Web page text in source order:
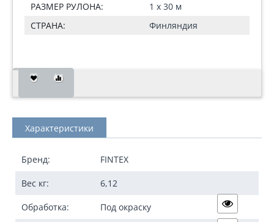
РАЗМЕР РУЛОНА:
1 х 30 м
СТРАНА:
Финляндия
Характеристики
Бренд: FINTEX
Вес кг: 6,12
Обработка: Под окраску